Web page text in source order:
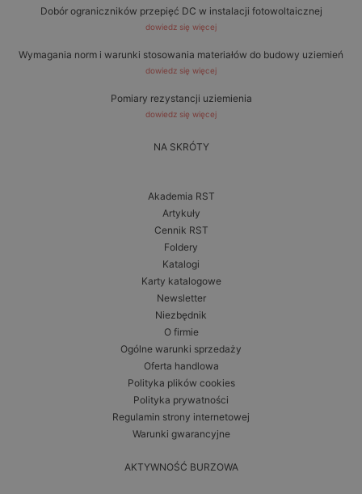
Dobór ograniczników przepięć DC w instalacji fotowoltaicznej
dowiedz się więcej
Wymagania norm i warunki stosowania materiałów do budowy uziemień
dowiedz się więcej
Pomiary rezystancji uziemienia
dowiedz się więcej
NA SKRÓTY
Akademia RST
Artykuły
Cennik RST
Foldery
Katalogi
Karty katalogowe
Newsletter
Niezbędnik
O firmie
Ogólne warunki sprzedaży
Oferta handlowa
Polityka plików cookies
Polityka prywatności
Regulamin strony internetowej
Warunki gwarancyjne
AKTYWNOŚĆ BURZOWA